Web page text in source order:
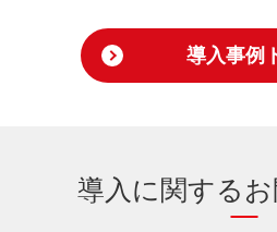
導入事例
導入に関する